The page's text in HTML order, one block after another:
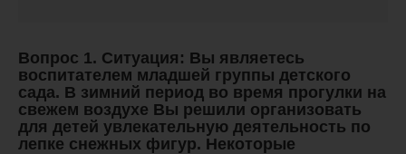
Вопрос 1. Ситуация: Вы являетесь
воспитателем младшей группы детского
сада. В зимний период во время прогулки на
свежем воздухе Вы решили организовать
для детей увлекательную деятельность по
лепке снежных фигур. Некоторые